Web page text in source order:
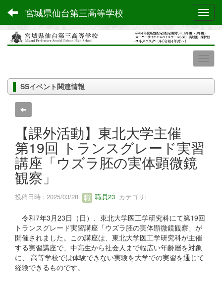
宮城県仙台第三高等学校
SSイベント関連情報
【課外活動】東北大学主催
第19回 トランスグレード実習
講座「ウズラ胚の実体顕微鏡
観察」
投稿日時 : 2025/03/28 職員23 カテゴリ:
令和7年3月23日（日）、東北大学医工学研究科にて第19回
トランスグレード実習講座「ウズラ胚の実体顕微鏡観察」が
開催されました。この講座は、東北大学医工学研究科が主催
する実習講座で、中高生から社会人まで幅広い年齢層を対象
に、 高等学校では体験できない実験を大学での実習を通じて
経験できるものです。